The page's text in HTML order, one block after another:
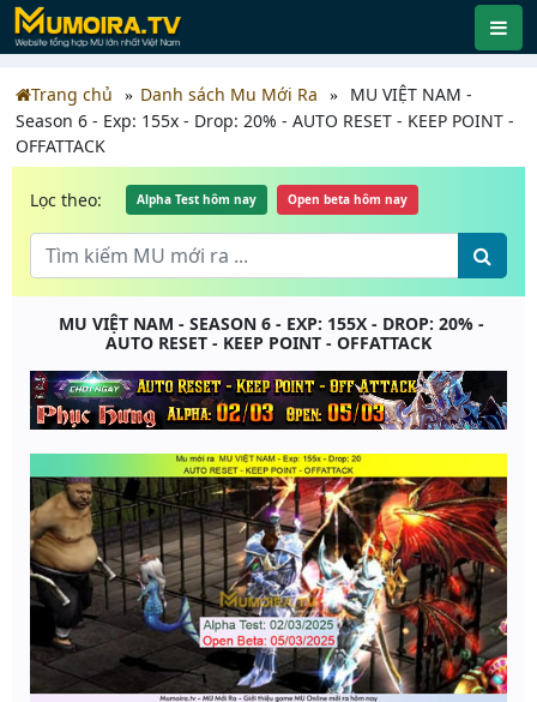
Trang chủ Danh sách Mu Mới Ra
MU VIỆT NAM -
Season 6 - Exp: 155x - Drop: 20% - AUTO RESET - KEEP POINT -
OFFATTACK
Lọc theo: Alpha Test hôm nay Open beta hôm nay
MU VIỆT NAM - SEASON 6 - EXP: 155X - DROP: 20% -
AUTO RESET - KEEP POINT - OFFATTACK